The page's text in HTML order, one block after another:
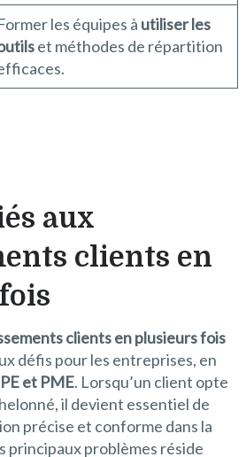
les équipes à utiliser les
et méthodes de répartition
aux
clients en
clients en plusieurs fois
défis pour les entreprises, en
et PME. Lorsqu’un client opte
il devient essentiel de
précise et conforme dans la
principaux problèmes réside